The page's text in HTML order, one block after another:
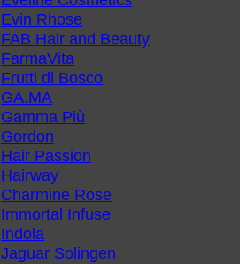
Evin Rhose
FAB Hair and Beauty
FarmaVita
Frutti di Bosco
GA.MA
Gamma Più
Gordon
Hair Passion
Hairway
Charmine Rose
Immortal Infuse
Indola
Jaguar Solingen